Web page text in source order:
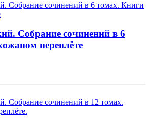
Собрание сочинений в 6
переплёте